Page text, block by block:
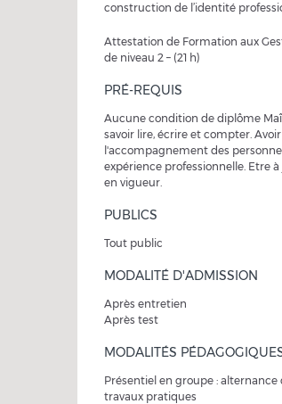
construction de l’identité
Attestation de Formation aux
de niveau 2 – (21 h)
PRÉ-REQUIS
Aucune condition de diplôme
savoir lire, écrire et compter.
l'accompagnement des
expérience professionnelle. Etre
en vigueur.
PUBLICS
Tout public
MODALITÉ D'ADMISSION
Après entretien
Après test
MODALITÉS
Présentiel en groupe :
travaux pratiques